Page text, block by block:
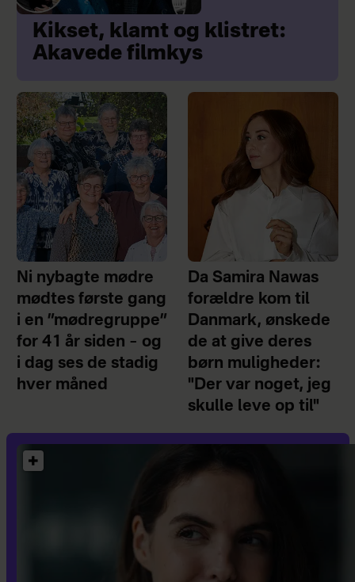
Kikset, klamt og klistret:
Akavede filmkys
Ni nybagte mødre
mødtes første gang
i en ”mødregruppe”
for 41 år siden – og
i dag ses de stadig
hver måned
Da Samira Nawas
forældre kom til
Danmark, ønskede
de at give deres
børn muligheder:
"Der var noget, jeg
skulle leve op til"